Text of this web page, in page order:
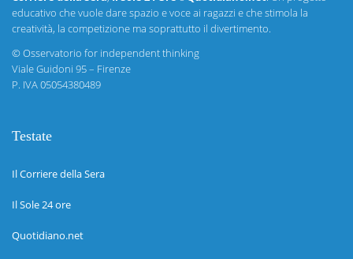
educativo che vuole dare spazio e voce ai ragazzi e che stimola la
creatività, la competizione ma soprattutto il divertimento.
©Osservatorio for independent thinking
Viale Guidoni 95 – Firenze
P. IVA 05054380489
Testate
Il Corriere della Sera
Il Sole 24 ore
Quotidiano.net